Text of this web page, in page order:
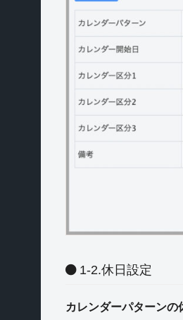
1-2.休日設定
カレンダーパターンの